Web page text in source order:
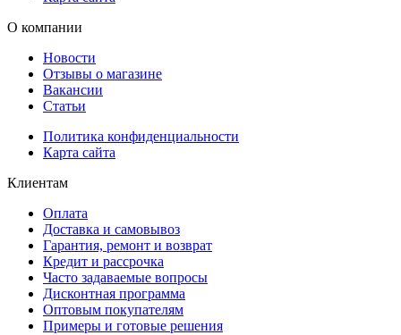
О компании
Новости
Отзывы о магазине
Вакансии
Статьи
Политика конфиденциальности
Карта сайта
Клиентам
Оплата
Доставка и самовывоз
Гарантия, ремонт и возврат
Кредит и рассрочка
Часто задаваемые вопросы
Дисконтная программа
Оптовым покупателям
Примеры и готовые решения